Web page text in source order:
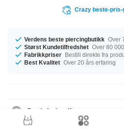
Crazy beste-pris-
Verdens beste piercingbutikk Over
Størst Kundetilfredshet Over 80
Fabrikkpriser Bestill direkte fra
Best Kvalitet Over 20 års erfaring
Produktdetaljer
Denne artikkelen har målet 1.2 mm.